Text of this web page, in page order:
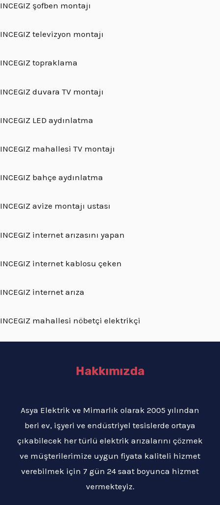
INCEGIZ şofben montajı
INCEGIZ televizyon montajı
INCEGIZ topraklama
INCEGIZ duvara TV montajı
INCEGIZ LED aydınlatma
INCEGIZ mahallesi TV montajı
INCEGIZ bahçe aydınlatma
INCEGIZ avize montajı ustası
INCEGIZ internet arızasını yapan
INCEGIZ internet kablosu çeken
INCEGIZ internet arıza
INCEGIZ mahallesi nöbetçi elektrikçi
Hakkımızda
Asya Elektrik ve Mimarlık olarak 2005 yılından
beri ev, işyeri ve endüstriyel tesislerde ortaya
çıkabilecek her türlü elektrik arızalarını çözmek
ve müşterilerimize uygun fiyata kaliteli hizmet
verebilmek için 7 gün 24 saat boyunca hizmet
vermekteyiz.